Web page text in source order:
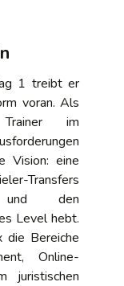
1 treibt er
voran. Als
im
Vision: eine
Transfers
und den
Level hebt.
die Bereiche
Online-
juristischen